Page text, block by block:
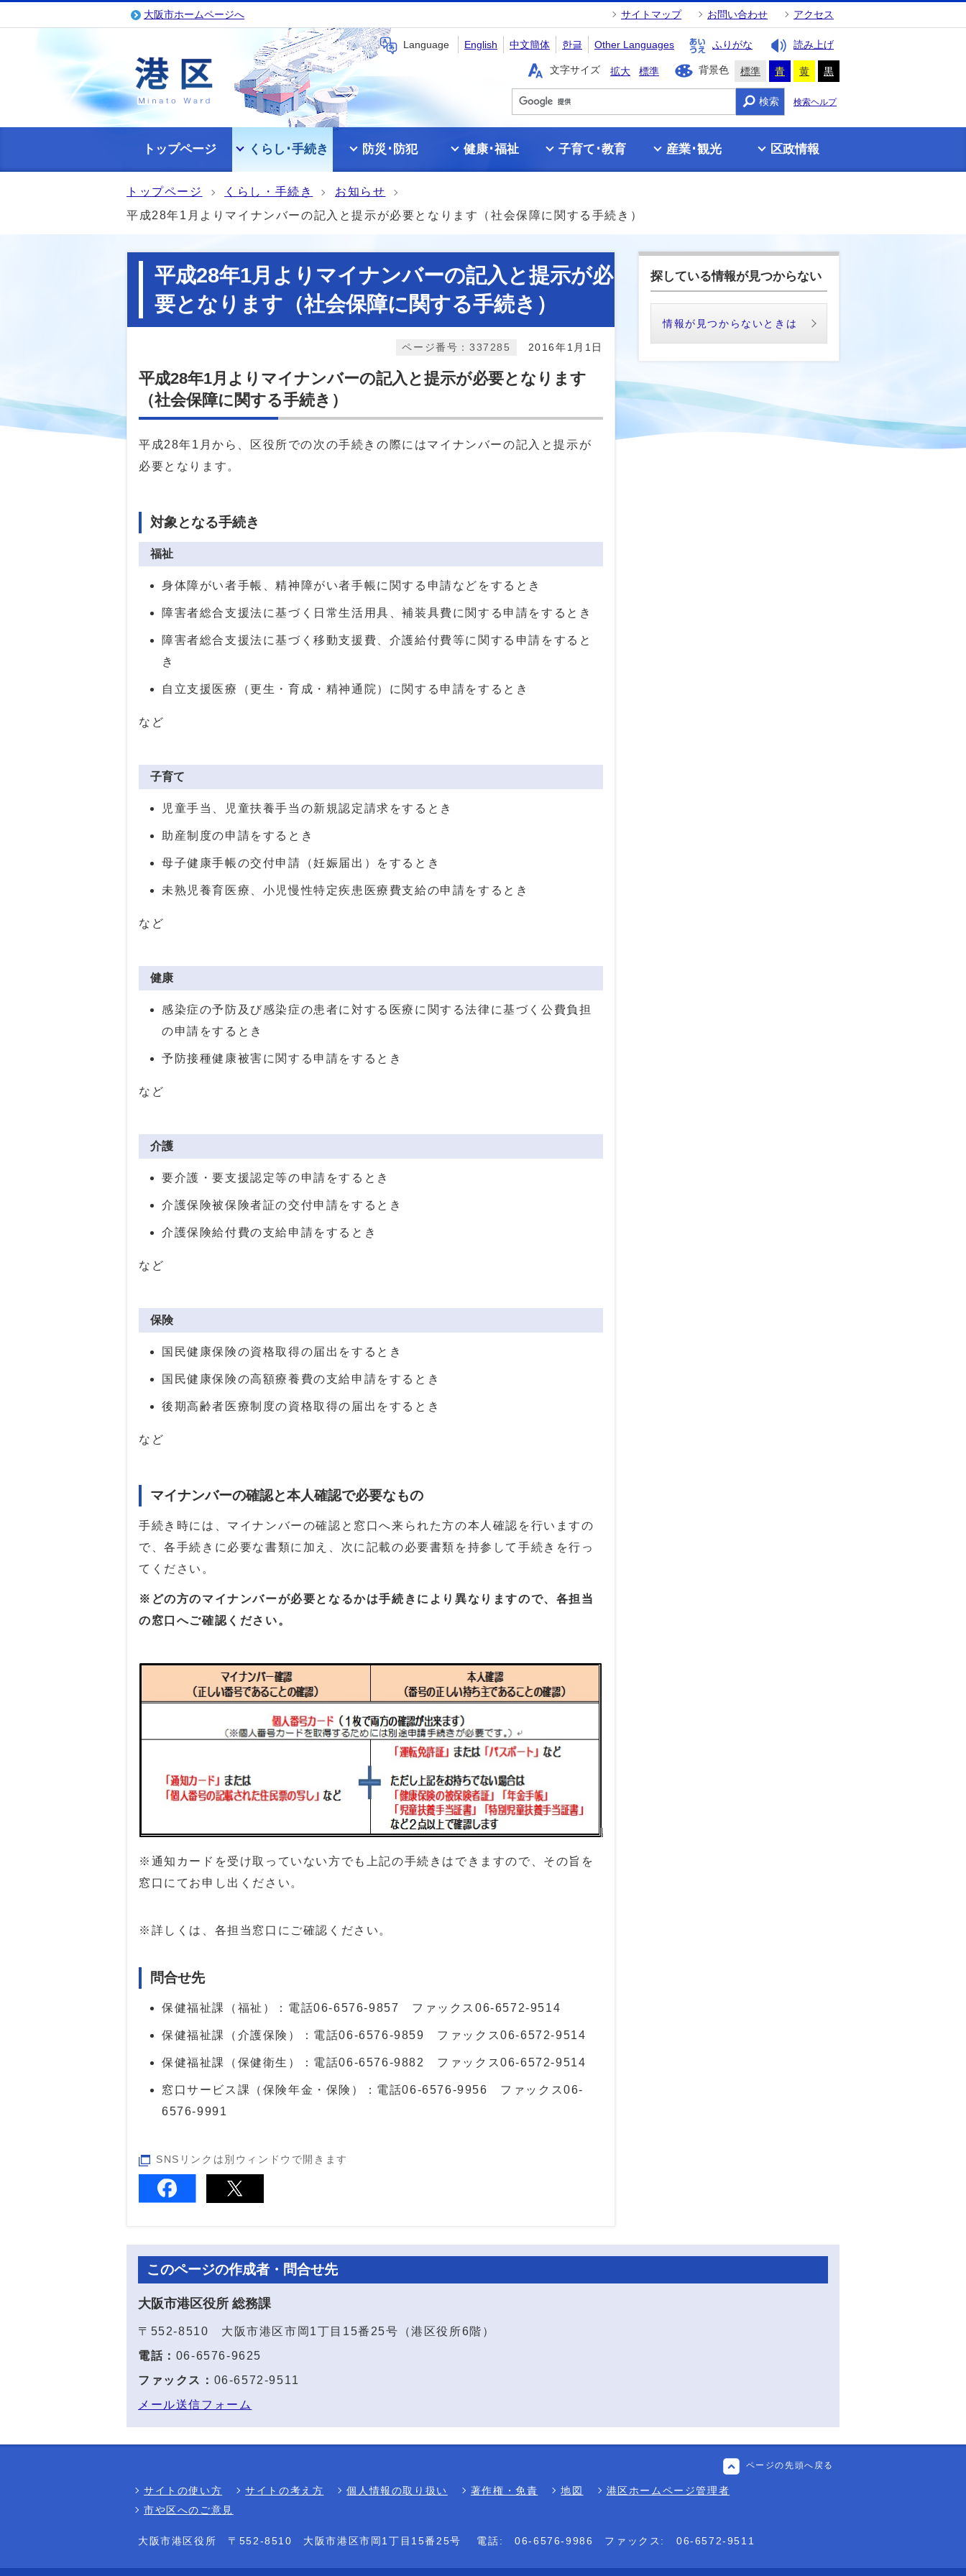
大阪市ホームページへ サイトマップ お問い合わせ アクセス
Language English 中文簡体 한글 Other Languages ふりがな 読み上げ
文字サイズ 拡大 標準 背景色 標準 青 黄 黒
検索 検索ヘルプ
トップページ くらし･手続き 防災･防犯 健康･福祉 子育て･教育 産業･観光 区政情報
トップページ くらし・手続き
お知らせ
平成28年1月よりマイナンバーの記入と提示が必要となります（社会保障に関する手続き）
平成28年1月よりマイナンバーの記入と提示が必
要となります（社会保障に関する手続き）
2016年1月1日
ページ番号：337285
平成28年1月よりマイナンバーの記入と提示が必要となります
（社会保障に関する手続き）
平成28年1月から、区役所での次の手続きの際にはマイナンバーの記入と提示が
必要となります。
対象となる手続き
福祉
身体障がい者手帳、精神障がい者手帳に関する申請などをするとき
障害者総合支援法に基づく日常生活用具、補装具費に関する申請をするとき
障害者総合支援法に基づく移動支援費、介護給付費等に関する申請をすると
き
自立支援医療（更生・育成・精神通院）に関する申請をするとき
など
子育て
児童手当、児童扶養手当の新規認定請求をするとき
助産制度の申請をするとき
母子健康手帳の交付申請（妊娠届出）をするとき
未熟児養育医療、小児慢性特定疾患医療費支給の申請をするとき
など
健康
感染症の予防及び感染症の患者に対する医療に関する法律に基づく公費負担
の申請をするとき
予防接種健康被害に関する申請をするとき
など
介護
要介護・要支援認定等の申請をするとき
介護保険被保険者証の交付申請をするとき
介護保険給付費の支給申請をするとき
など
保険
国民健康保険の資格取得の届出をするとき
国民健康保険の高額療養費の支給申請をするとき
後期高齢者医療制度の資格取得の届出をするとき
など
マイナンバーの確認と本人確認で必要なもの
手続き時には、マイナンバーの確認と窓口へ来られた方の本人確認を行いますの
で、各手続きに必要な書類に加え、次に記載の必要書類を持参して手続きを行っ
てください。
※どの方のマイナンバーが必要となるかは手続きにより異なりますので、各担当
の窓口へご確認ください。
※通知カードを受け取っていない方でも上記の手続きはできますので、その旨を
窓口にてお申し出ください。
※詳しくは、各担当窓口にご確認ください。
問合せ先
保健福祉課（福祉）：電話06-6576-9857 ファックス06-6572-9514
保健福祉課（介護保険）：電話06-6576-9859 ファックス06-6572-9514
保健福祉課（保健衛生）：電話06-6576-9882 ファックス06-6572-9514
窓口サービス課（保険年金・保険）：電話06-6576-9956 ファックス06-
6576-9991
SNSリンクは別ウィンドウで開きます
探している情報が見つからない
情報が見つからないときは
このページの作成者・問合せ先
大阪市港区役所 総務課
〒552-8510 大阪市港区市岡1丁目15番25号（港区役所6階）
電話： 06-6576-9625
ファックス： 06-6572-9511
メール送信フォーム
ページの先頭へ戻る
サイトの使い方 サイトの考え方 個人情報の取り扱い 著作権・免責 地図
港区ホームページ管理者
市や区へのご意見
大阪市港区役所 〒552-8510 大阪市港区市岡1丁目15番25号 電話: 06-6576-9986 ファックス: 06-6572-9511